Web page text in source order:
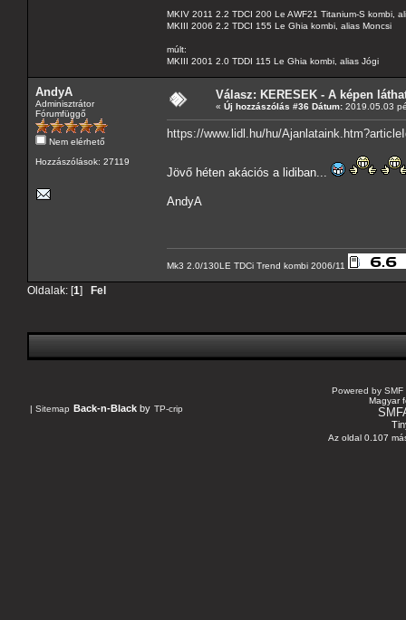
MKIV 2011 2.2 TDCI 200 Le AWF21 Titanium-S kombi,
MKIII 2006 2.2 TDCI 155 Le Ghia kombi, alias Moncsi
múlt:
MKIII 2001 2.0 TDDI 115 Le Ghia kombi, alias Jógi
AndyA
Adminisztrátor
Fórumfüggő
Nem elérhető
Hozzászólások: 27119
Válasz: KERESEK - A képen
« Új hozzászólás #36 Dátum: 2019.05.03
https://www.lidl.hu/hu/
Jövő héten akációs a lidiban...
AndyA
Mk3 2.0/130LE TDCi Trend kombi 2006/11
Oldalak: [1] Fel
| Sitemap Back-n-Black by TP-crip
Powered by SMF
Magyar
Az oldal 0.107